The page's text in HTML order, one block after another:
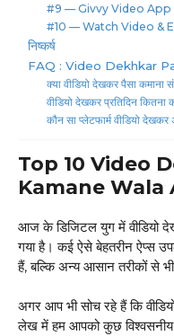
#9 — Givvy Video App
#10 — Watch Video &
निष्कर्ष
FAQ : Video Dekhkar
क्या वीडियो देखकर पैसा कमाना
वीडियो देखकर प्रतिदिन
कौन सा प्लेटफार्म वीडियो
Top 10 Video
Kamane Wala
आज के डिजिटल युग में वीडियो
गया है। कई ऐसे बेहतरीन ऐप्स
हैं, बल्कि अन्य आसान तरीकों से
अगर आप भी सोच रहे हैं कि
लेख में हम आपको कुछ